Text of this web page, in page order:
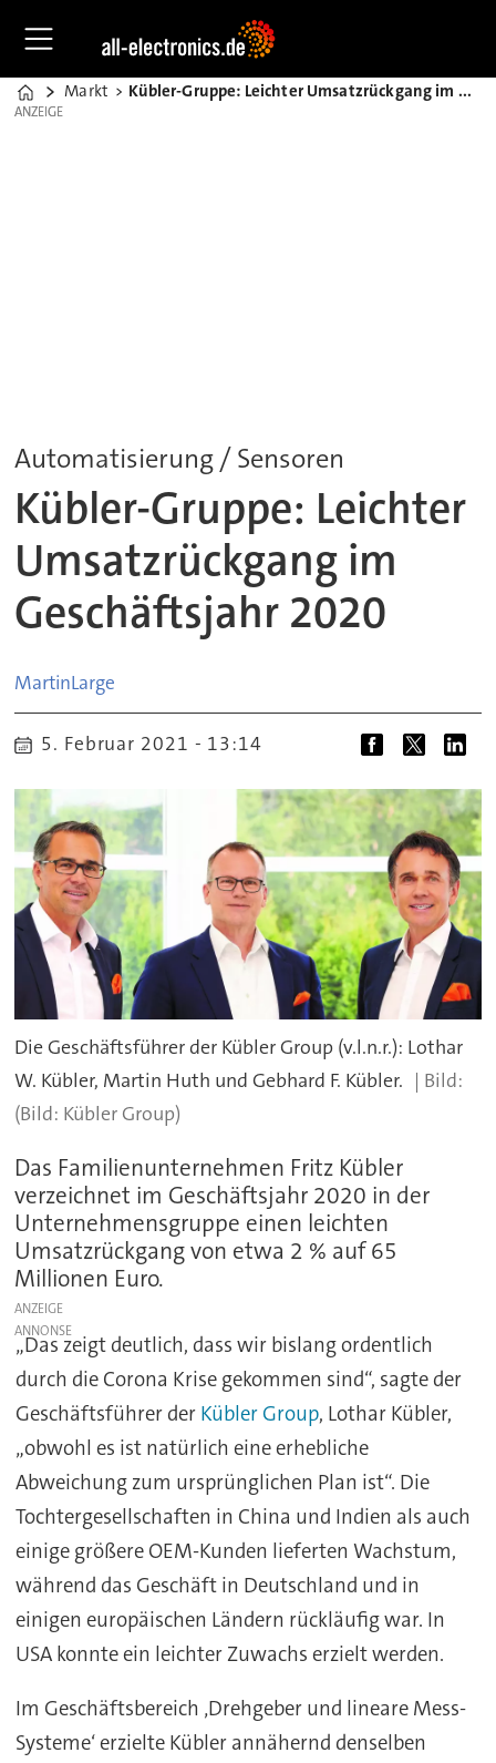
Home
Markt Kübler-Gruppe: Leichter Umsatzrückgang im Geschäftsjahr 2020
ANZEIGE
ANZEIGE
Automatisierung / Sensoren
Kübler-Gruppe: Leichter
Umsatzrückgang im
Geschäftsjahr 2020
MartinLarge
5. Februar 2021 - 13:14
Die Geschäftsführer der Kübler Group (v.l.n.r.): Lothar
W. Kübler, Martin Huth und Gebhard F. Kübler.
(Bild: Kübler Group)
Das Familienunternehmen Fritz Kübler
verzeichnet im Geschäftsjahr 2020 in der
Unternehmensgruppe einen leichten
Umsatzrückgang von etwa 2 % auf 65
Millionen Euro.
ANZEIGE
„Das zeigt deutlich, dass wir bislang ordentlich
durch die Corona Krise gekommen sind“, sagte der
Geschäftsführer der Kübler Group, Lothar Kübler,
„obwohl es ist natürlich eine erhebliche
Abweichung zum ursprünglichen Plan ist“. Die
Tochtergesellschaften in China und Indien als auch
einige größere OEM-Kunden lieferten Wachstum,
während das Geschäft in Deutschland und in
einigen europäischen Ländern rückläufig war. In
USA konnte ein leichter Zuwachs erzielt werden.
Im Geschäftsbereich ‚Drehgeber und lineare Mess-
Systeme‘ erzielte Kübler annähernd denselben